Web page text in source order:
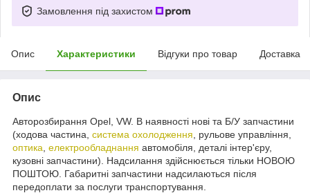
Замовлення під захистом
Опис Характеристики Відгуки про товар Доставка
Опис
Авторозбирання Opel, VW. В наявності нові та Б/У запчастини
(ходова частина, система охолодження , рульове управління,
оптика електрообладнання автомобіля, деталі інтер'єру,
кузовні запчастини). Надсилання здійснюється тільки НОВОЮ
ПОШТОЮ. Габаритні запчастини надсилаються після
передоплати за послуги транспортування.